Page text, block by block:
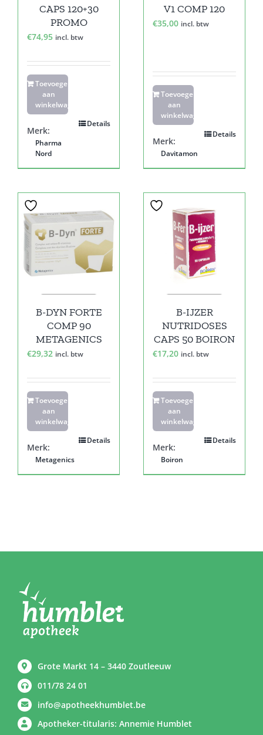
CAPS 120+30
PROMO
€74,95 incl. btw
Toevoegen
aan
winkelwagen
Details
Merk:
Pharma
Nord
V1 COMP 120
€35,00 incl. btw
Toevoegen
aan
winkelwagen
Details
Merk:
Davitamon
B-DYN FORTE
COMP 90
METAGENICS
€29,32 incl. btw
Toevoegen
aan
winkelwagen
Details
Merk:
Metagenics
B-IJZER
NUTRIDOSES
CAPS 50 BOIRON
€17,20 incl. btw
Toevoegen
aan
winkelwagen
Details
Merk:
Boiron
Grote Markt 14 – 3440 Zoutleeuw
011/78 24 01
info@apotheekhumblet.be
Apotheker-titularis: Annemie Humblet